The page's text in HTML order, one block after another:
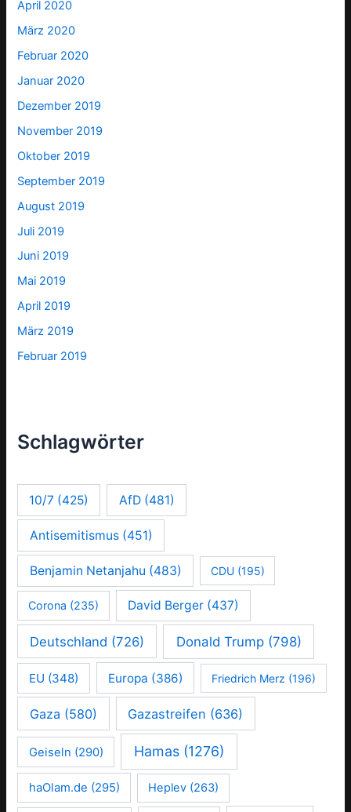
April 2020
März 2020
Februar 2020
Januar 2020
Dezember 2019
November 2019
Oktober 2019
September 2019
August 2019
Juli 2019
Juni 2019
Mai 2019
April 2019
März 2019
Februar 2019
Schlagwörter
10/7 (425) AfD(481)
Antisemitismus(451)
Benjamin Netanjahu (483) CDU(195)
Corona (235) David Berger (437)
Deutschland (726) Donald Trump(798)
EU (348) Europa (386) Friedrich Merz (196)
Gaza (580) Gazastreifen (636)
Geiseln (290) Hamas (1276)
haOlam.de (295) Heplev (263)